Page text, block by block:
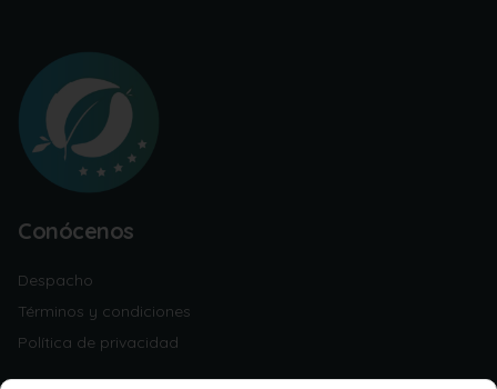
Conócenos
Despacho
Términos y condiciones
Política de privacidad